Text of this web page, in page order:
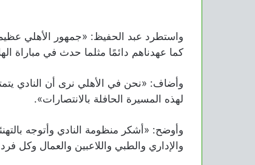
واستطرد عبد الحفيظ: «جمهور الأهلي
كما عهدناهم دائمًا مثلما حدث في مباراة
وأضاف: «نحن في الأهلي نرى أن النادي
لهذه المسيرة الحافلة بالانتصارات».
وأوضح: «أشكر منظومة النادي وأتوجه
والإداري والطبي واللاعبين والعمال وكل